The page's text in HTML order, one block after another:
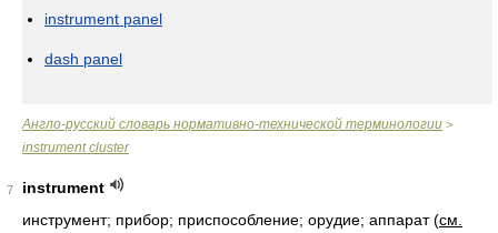
instrument panel
dash panel
Англо-русский словарь нормативно-технической терминологии >
instrument cluster
7
instrument
инструмент; прибор; приспособление; орудие; аппарат(см.